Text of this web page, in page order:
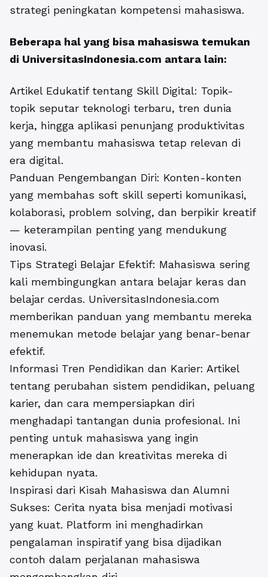
strategi peningkatan kompetensi mahasiswa.
Beberapa hal yang bisa mahasiswa temukan
di UniversitasIndonesia.com antara lain:
Artikel Edukatif tentang Skill Digital: Topik-
topik seputar teknologi terbaru, tren dunia
kerja, hingga aplikasi penunjang produktivitas
yang membantu mahasiswa tetap relevan di
era digital.
Panduan Pengembangan Diri: Konten-konten
yang membahas soft skill seperti komunikasi,
kolaborasi, problem solving, dan berpikir kreatif
— keterampilan penting yang mendukung
inovasi.
Tips Strategi Belajar Efektif: Mahasiswa sering
kali membingungkan antara belajar keras dan
belajar cerdas. UniversitasIndonesia.com
memberikan panduan yang membantu mereka
menemukan metode belajar yang benar-benar
efektif.
Informasi Tren Pendidikan dan Karier: Artikel
tentang perubahan sistem pendidikan, peluang
karier, dan cara mempersiapkan diri
menghadapi tantangan dunia profesional. Ini
penting untuk mahasiswa yang ingin
menerapkan ide dan kreativitas mereka di
kehidupan nyata.
Inspirasi dari Kisah Mahasiswa dan Alumni
Sukses: Cerita nyata bisa menjadi motivasi
yang kuat. Platform ini menghadirkan
pengalaman inspiratif yang bisa dijadikan
contoh dalam perjalanan mahasiswa